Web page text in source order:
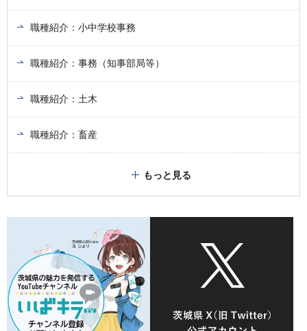
職種紹介：小中学校事務
職種紹介：事務（知事部局等）
職種紹介：土木
職種紹介：畜産
もっと見る